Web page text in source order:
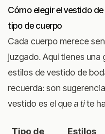
Cómo elegir el vestido
tipo de cuerpo
Cada cuerpo merece
juzgado. Aquí tienes
estilos de vestido de
recuerda: son
vestido es el quea tite
Tipo de Estilos